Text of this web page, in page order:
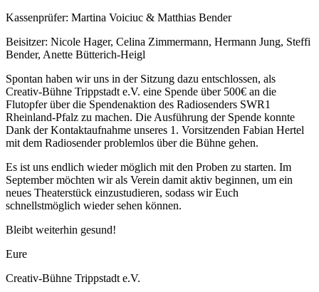
Kassenprüfer: Martina Voiciuc & Matthias Bender
Beisitzer: Nicole Hager, Celina Zimmermann, Hermann Jung, Steffi
Bender, Anette Bütterich-Heigl
Spontan haben wir uns in der Sitzung dazu entschlossen, als
Creativ-Bühne Trippstadt e.V. eine Spende über 500€ an die
Flutopfer über die Spendenaktion des Radiosenders SWR1
Rheinland-Pfalz zu machen. Die Ausführung der Spende konnte
Dank der Kontaktaufnahme unseres 1. Vorsitzenden Fabian Hertel
mit dem Radiosender problemlos über die Bühne gehen.
Es ist uns endlich wieder möglich mit den Proben zu starten. Im
September möchten wir als Verein damit aktiv beginnen, um ein
neues Theaterstück einzustudieren, sodass wir Euch
schnellstmöglich wieder sehen können.
Bleibt weiterhin gesund!
Eure
Creativ-Bühne Trippstadt e.V.